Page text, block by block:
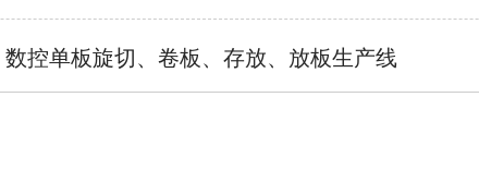
数控单板旋切、卷板、存放、放板生产线